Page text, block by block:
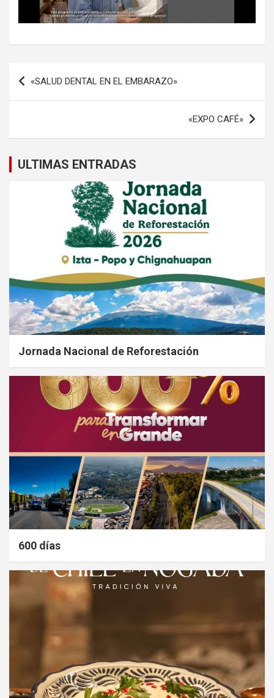
Navegación
de
«SALUD DENTAL EN EL EMBARAZO»
«EXPO CAFÉ»
ULTIMAS ENTRADAS
Jornada Nacional de Reforestación
600 días